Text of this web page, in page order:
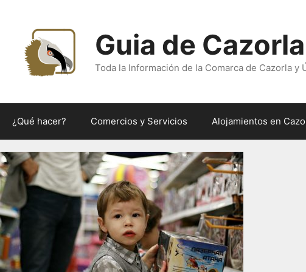
contenido
Guia de
Toda la Información de la Comarca de Cazorla y
¿Qué hacer? Comercios y Servicios Alojamientos en